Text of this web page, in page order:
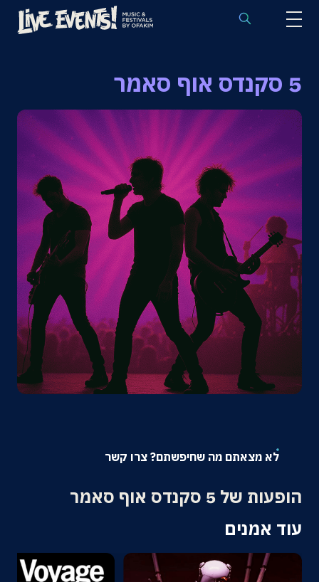
הופעות לפי אמנים
יעדים
פסטיבלים
חבילות נבחרות
אירועי ספורט באירופה
בלוג
שאלות נפוצות
אודות
צרו קשר
5 סקנדס אוף סאמר
לא מצאתם מה שחיפשתם? צרו קשר
הופעות של 5 סקנדס אוף סאמר
עוד אמנים